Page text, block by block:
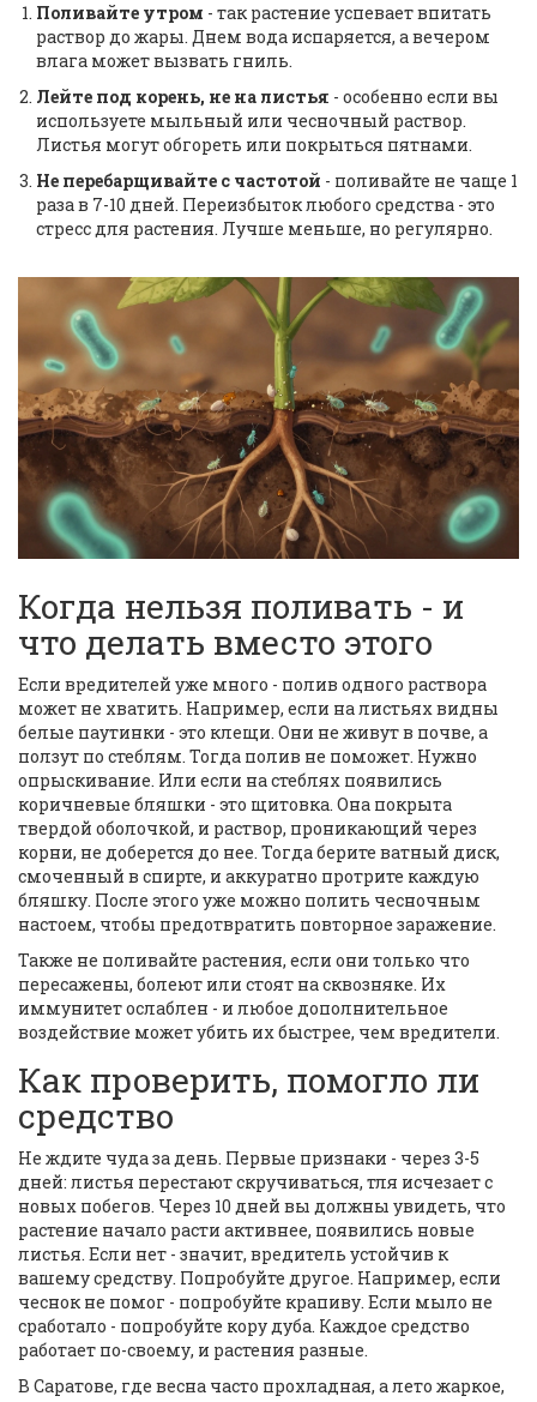
Поливайте утром - так растение успевает впитать
раствор до жары. Днем вода испаряется, а вечером
влага может вызвать гниль.
Лейте под корень, не на листья - особенно если вы
используете мыльный или чесночный раствор.
Листья могут обгореть или покрыться пятнами.
Не перебарщивайте с частотой - поливайте не чаще 1
раза в 7-10 дней. Переизбыток любого средства - это
стресс для растения. Лучше меньше, но регулярно.
Когда нельзя поливать - и
что делать вместо этого
Если вредителей уже много - полив одного раствора
может не хватить. Например, если на листьях видны
белые паутинки - это клещи. Они не живут в почве, а
ползут по стеблям. Тогда полив не поможет. Нужно
опрыскивание. Или если на стеблях появились
коричневые бляшки - это щитовка. Она покрыта
твердой оболочкой, и раствор, проникающий через
корни, не доберется до нее. Тогда берите ватный диск,
смоченный в спирте, и аккуратно протрите каждую
бляшку. После этого уже можно полить чесночным
настоем, чтобы предотвратить повторное заражение.
Также не поливайте растения, если они только что
пересажены, болеют или стоят на сквозняке. Их
иммунитет ослаблен - и любое дополнительное
воздействие может убить их быстрее, чем вредители.
Как проверить, помогло ли
средство
Не ждите чуда за день. Первые признаки - через 3-5
дней: листья перестают скручиваться, тля исчезает с
новых побегов. Через 10 дней вы должны увидеть, что
растение начало расти активнее, появились новые
листья. Если нет - значит, вредитель устойчив к
вашему средству. Попробуйте другое. Например, если
чеснок не помог - попробуйте крапиву. Если мыло не
сработало - попробуйте кору дуба. Каждое средство
работает по-своему, и растения разные.
В Саратове, где весна часто прохладная, а лето жаркое,